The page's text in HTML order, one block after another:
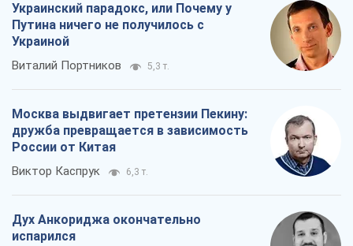
Украинский парадокс, или Почему у
Путина ничего не получилось с
Украиной
Виталий Портников 5,3 т.
Москва выдвигает претензии Пекину:
дружба превращается в зависимость
России от Китая
Виктор Каспрук 6,3 т.
Дух Анкориджа окончательно
испарился